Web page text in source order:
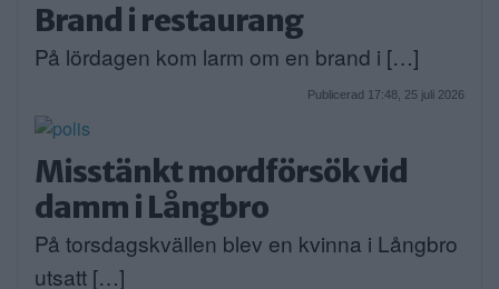
Brand i restaurang
På lördagen kom larm om en brand i […]
Publicerad 17:48, 25 juli 2026
Misstänkt mordförsök vid
damm i Långbro
På torsdagskvällen blev en kvinna i Långbro
utsatt […]